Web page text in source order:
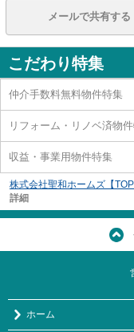
メールで共有する
こだわり特集
仲介手数料無料物件特集
リフォーム・リノベ済物
収益・事業用物件特集
株式会社聖和ホームズ【TOP
詳細
ホーム